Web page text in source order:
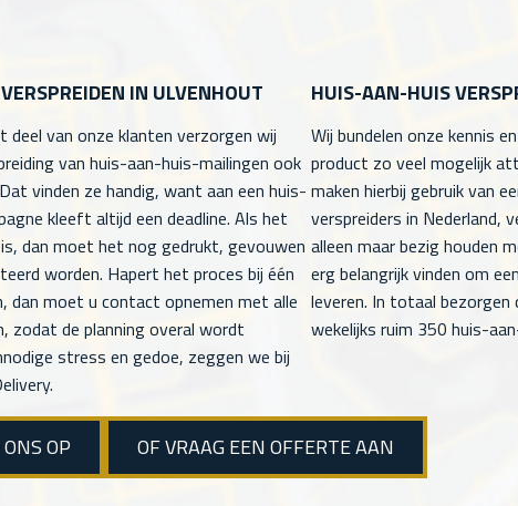
IN ULVENHOUT
deel van onze klanten verzorgen wij
van huis-aan-huis-mailingen ook
vinden ze handig, want aan een huis-
kleeft altijd een deadline. Als het
dan moet het nog gedrukt, gevouwen
worden. Hapert het proces bij één
dan moet u contact opnemen met alle
zodat de planning overal wordt
stress en gedoe, zeggen we bij
HUIS-AAN-HUIS
Wij bundelen onze kennis
product zo veel mogelijk
maken hierbij gebruik van
verspreiders in Nederland,
alleen maar bezig houden
erg belangrijk vinden om
leveren. In totaal bezorgen
wekelijks ruim 350 huis-
OP OF VRAAG EEN OFFERTE AAN